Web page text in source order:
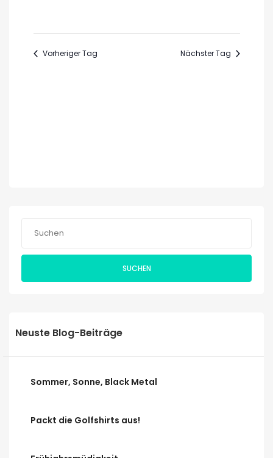
Vorheriger Tag Nächster Tag
SUCHEN
Neuste Blog-Beiträge
Sommer, Sonne, Black Metal
Packt die Golfshirts aus!